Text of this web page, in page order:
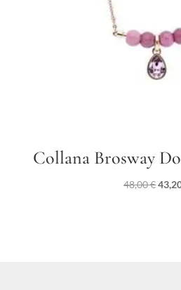
Collana Brosway
48,00€Il